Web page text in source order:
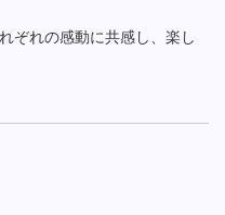
ぞれの感動に共感し、楽し